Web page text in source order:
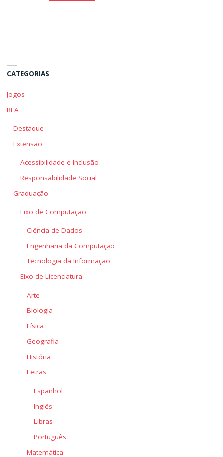
CATEGORIAS
Jogos
REA
Destaque
Extensão
Acessibilidade e Inclusão
Responsabilidade Social
Graduação
Eixo de Computação
Ciência de Dados
Engenharia da Computação
Tecnologia da Informação
Eixo de Licenciatura
Arte
Biologia
Física
Geografia
História
Letras
Espanhol
Inglês
Libras
Português
Matemática